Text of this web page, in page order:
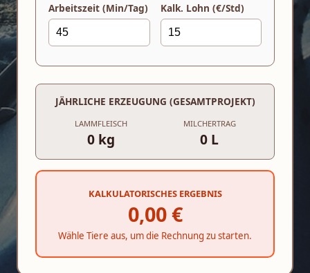
Arbeitszeit (Min/Tag) Kalk. Lohn (€/Std)
JÄHRLICHE ERZEUGUNG (GESAMTPROJEKT)
LAMMFLEISCH
0 kg
MILCHERTRAG
0 L
KALKULATORISCHES ERGEBNIS
0,00 €
Wähle Tiere aus, um die Rechnung zu starten.